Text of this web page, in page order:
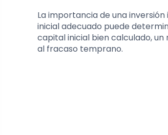
La importancia de una
inicial adecuado puede
capital inicial bien calculado,
al fracaso temprano.